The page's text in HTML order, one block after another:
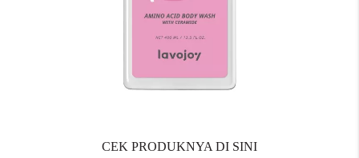
CEK PRODUKNYA DI SINI